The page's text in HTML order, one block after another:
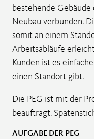
bestehende
Neubau verbunden.
somit an einem
Arbeitsabläufe
Kunden ist es
einen Standort gibt.
Die PEG ist mit der
beauftragt.
AUFGABE DER PEG